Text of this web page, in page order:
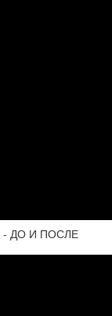
- ДО И ПОСЛЕ